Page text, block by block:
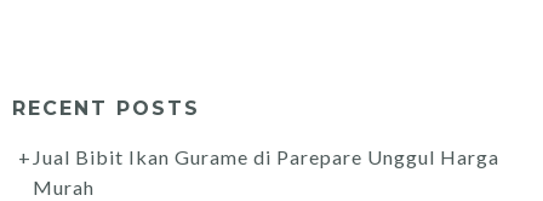
RECENT POSTS
Jual Bibit Ikan Gurame di Parepare Unggul Harga
Murah